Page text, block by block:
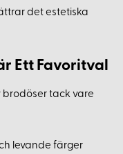
det estetiska
Ett Favoritval
tack vare
levande färger